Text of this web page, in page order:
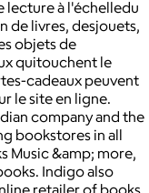
lecture à l'échelledu
de livres, desjouets,
objets de
quitouchent le
cadeaux peuvent
le site en ligne.
company and the
bookstores in all
Music &amp; more,
Indigo also